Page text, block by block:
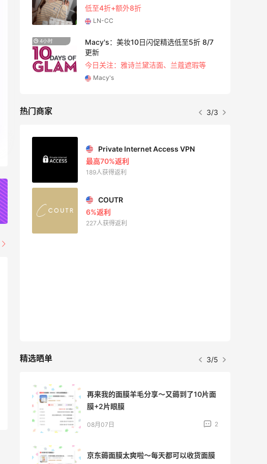
低至4折+额外8折
LN-CC
4小时
Macy's：美妆10日闪促精选低至5折 8/7
更新
今日关注：雅诗兰黛洁面、兰蔻遮瑕等
Macy's
热门商家 3/3
Private Internet Access VPN
最高70%返利
189人获得返利
COUTR
6%返利
227人获得返利
精选晒单 3/5
再来我的面膜羊毛分享～又薅到了10片面
膜+2片眼膜
08月07日 2
京东薅面膜太爽啦～每天都可以收货面膜